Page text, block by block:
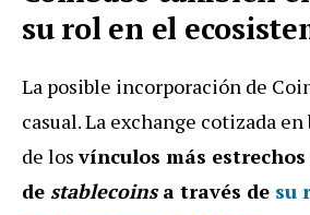
su rol en el
La posible incorporación de
casual. La exchange cotizada
de losvínculos más
de stablecoinsa través de su